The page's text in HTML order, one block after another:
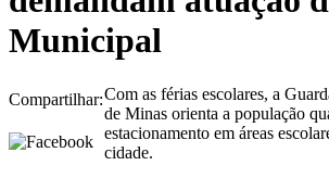
Municipal
Compartilhar:Com as férias escolares, a
de Minas orienta a população
estacionamento em áreas
cidade.